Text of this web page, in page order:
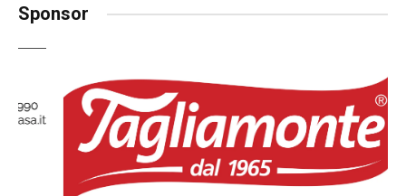
Sponsor